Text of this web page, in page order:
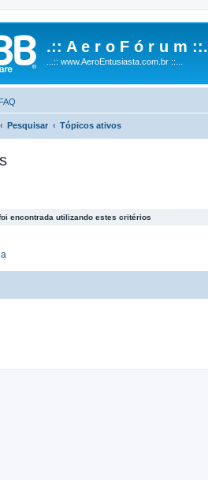
.:: A e r o F ó r u m ::.
...:: www.AeroEntusiasta.com.br ::...
FAQ
Pesquisar Tópicos ativos
encontrada utilizando estes critérios